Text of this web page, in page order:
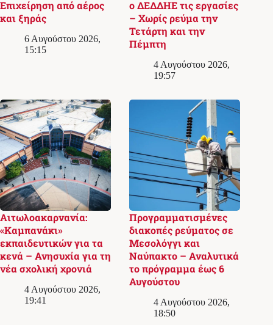
Επιχείρηση από αέρος
και ξηράς
6 Αυγούστου 2026,
15:15
ο ΔΕΔΔΗΕ τις εργασίες
– Χωρίς ρεύμα την
Τετάρτη και την
Πέμπτη
4 Αυγούστου 2026,
19:57
Αιτωλοακαρνανία:
«Καμπανάκι»
εκπαιδευτικών για τα
κενά – Ανησυχία για τη
νέα σχολική χρονιά
4 Αυγούστου 2026,
19:41
Προγραμματισμένες
διακοπές ρεύματος σε
Μεσολόγγι και
Ναύπακτο – Αναλυτικά
το πρόγραμμα έως 6
Αυγούστου
4 Αυγούστου 2026,
18:50